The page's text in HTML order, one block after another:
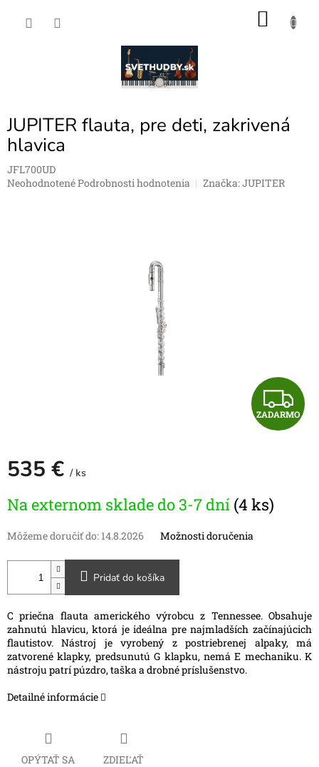
JUPITER flauta, pre deti, zakrivená
hlavica
JFL700UD
Priemerné
NeohodnotenéPodrobnosti hodnotenia Značka:JUPITER
Z
A
ZADARMO
535 € / ks
cena:
Na externom sklade do 3-7 dní (4 ks)
Môžeme doručiť do: 14.8.2026 Možnosti doručenia
Pridať do košíka
C priečna flauta amerického výrobcu z Tennessee. Obsahuje
zahnutú hlavicu, ktorá je ideálna pre najmladších začínajúcich
flautistov. Nástroj je vyrobený z postriebrenej alpaky, má
zatvorené klapky, predsunutú G klapku, nemá E mechaniku. K
nástroju patrí púzdro, taška a drobné príslušenstvo.
Detailné informácie
OPÝTAŤ SA ZDIEĽAŤ